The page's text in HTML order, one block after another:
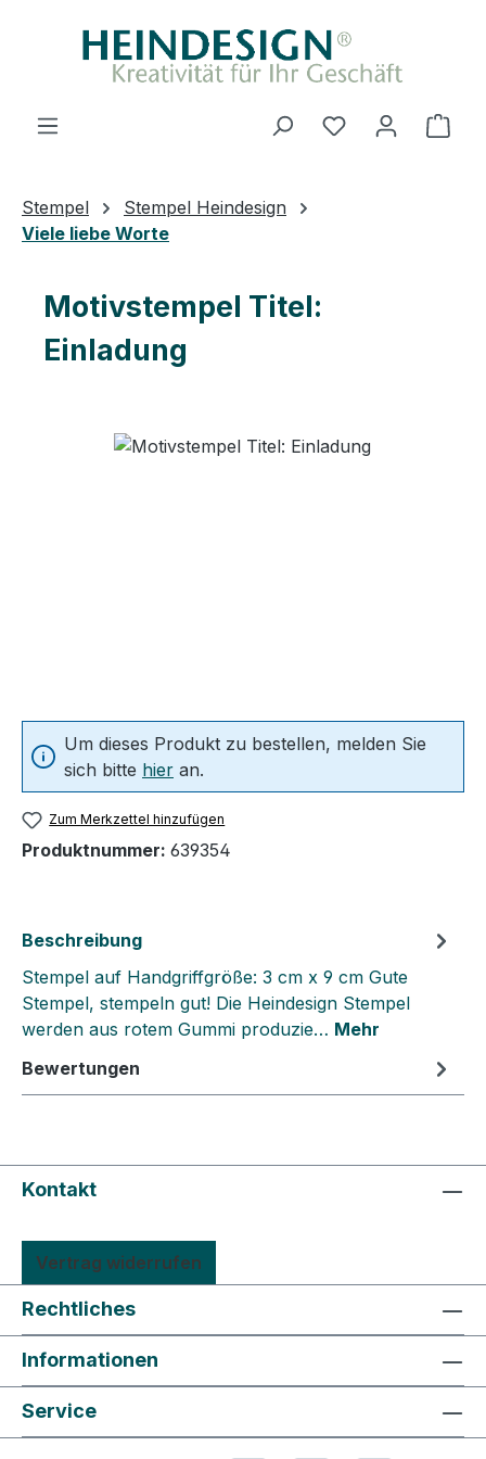
Zum Hauptinhalt springen
Du hast 0
Stempel
Stempel Heindesign
Viele liebe Worte
Motivstempel Titel:
Einladung
Um dieses Produkt zu bestellen, melden Sie
sich bitte hier an.
Zum Merkzettel hinzufügen
Produktnummer: 639354
Beschreibung
Stempel auf Handgriffgröße: 3 cm x 9 cm Gute
Stempel, stempeln gut! Die Heindesign Stempel
werden aus rotem Gummi produzie… Mehr
Bewertungen
Kontakt
Vertrag widerrufen
Rechtliches
Informationen
Service